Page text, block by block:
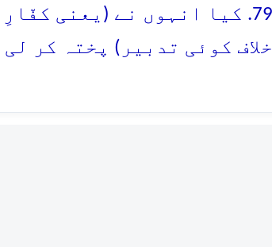
79. کیا انہوں نے (یعنی
خلاف کوئی تدبیر) پختہ کر